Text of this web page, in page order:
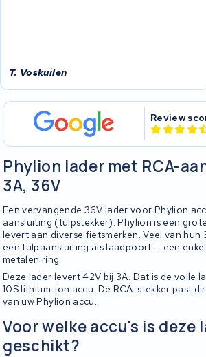
T. Voskuilen
Review
Phylion lader met RCA-
3A, 36V
Een vervangende 36V lader voor Phylion
aansluiting (tulpstekker). Phylion is een
levert aan diverse fietsmerken. Veel van hun
een tulpaansluiting als laadpoort — een
metalen ring.
Deze lader levert 42V bij 3A. Dat is de volle
10S lithium-ion accu. De RCA-stekker past
van uw Phylion accu.
Voor welke accu's is deze
geschikt?